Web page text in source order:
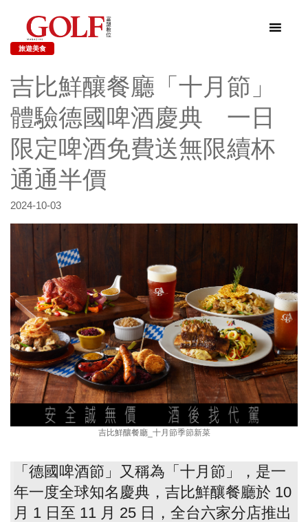
旅遊美食
吉比鮮釀餐廳「十月節」
體驗德國啤酒慶典 一日
限定啤酒免費送無限續杯
通通半價
2024-10-03
吉比鮮釀餐廳_十月節季節新菜
「德國啤酒節」又稱為「十月節」，是一
年一度全球知名慶典，吉比鮮釀餐廳於 10
月 1 日至 11 月 25 日，全台六家分店推出